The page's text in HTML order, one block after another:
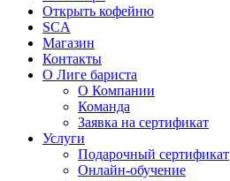
Открыть кофейню
SCA
Магазин
Контакты
О Лиге бариста
О Компании
Команда
Заявка на сертификат
Услуги
Подарочный сертификат
Онлайн-обучение